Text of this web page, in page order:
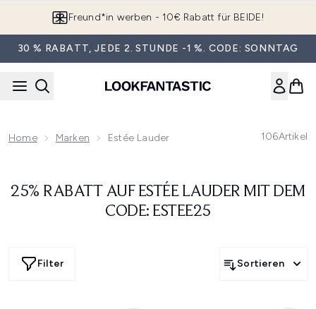
App downloaden & Extra-Rabatte erhalten*
30 % RABATT, JEDE 2. STUNDE -1 %. CODE: SONNTAG
Home Marken Estée Lauder 106Artikel
25% RABATT AUF ESTÉE LAUDER MIT DEM
CODE: ESTEE25
Filter Sortieren